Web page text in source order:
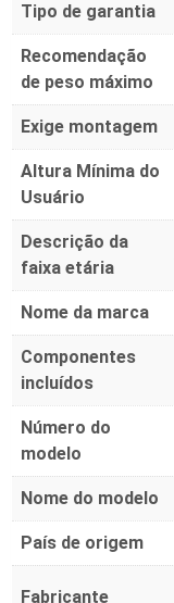
Tipo de garantia
Recomendação
de peso máximo
Exige montagem
Altura Mínima do
Usuário
Descrição da
faixa etária
Nome da marca
Componentes
incluídos
Número do
modelo
Nome do modelo
País de origem
Fabricante